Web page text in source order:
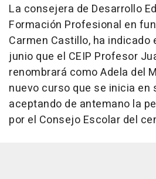
La consejera de Desarrollo
Formación Profesional en
Carmen Castillo, ha indicado
junio que el CEIP Profesor
renombrará como Adela del
nuevo curso que se inicia en
aceptando de antemano la
por el Consejo Escolar del